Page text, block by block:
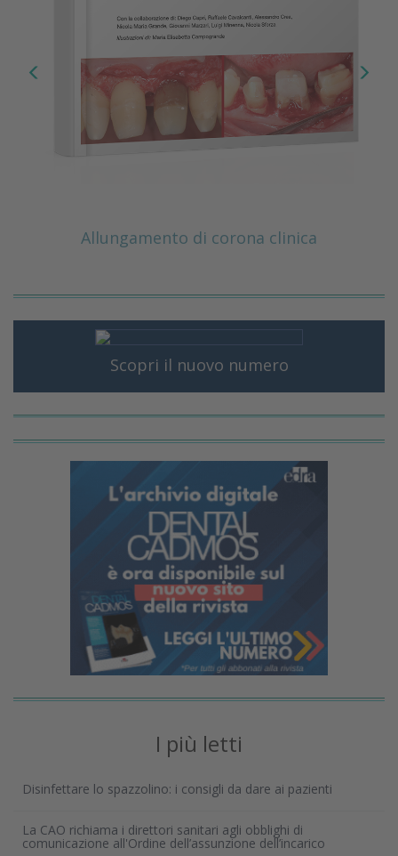
Allungamento di corona clinica
Scopri il nuovo numero
I più letti
Disinfettare lo spazzolino: i consigli da dare ai pazienti
La CAO richiama i direttori sanitari agli obblighi di
comunicazione all'Ordine dell’assunzione dell’incarico